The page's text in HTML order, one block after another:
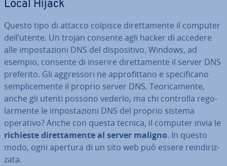
Local Hijack
Questo tipo di attacco colpisce di­ret­ta­men­te il computer
dell’utente. Un trojan consente agli hacker di accedere
alle im­po­sta­zio­ni DNS del di­spo­si­ti­vo. Windows, ad
esempio, consente di inserire di­ret­ta­men­te il server DNS
preferito. Gli ag­gres­so­ri ne ap­pro­fit­ta­no e spe­ci­fi­ca­no
sem­pli­ce­men­te il proprio server DNS. Teo­ri­ca­men­te,
anche gli utenti possono vederlo, ma chi controlla re­go­
lar­men­te le im­po­sta­zio­ni DNS del proprio sistema
operativo? Anche con questa tecnica, il computer invia le
richieste di­ret­ta­men­te al server maligno. In questo
modo, ogni apertura di un sito web può essere rein­di­riz­
za­ta.